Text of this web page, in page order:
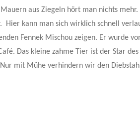
aus Ziegeln hört man nichts
kann man sich wirklich schnell
Fennek Mischou zeigen. Er wurde
Das kleine zahme Tier ist der Star
mit Mühe verhindern wir den